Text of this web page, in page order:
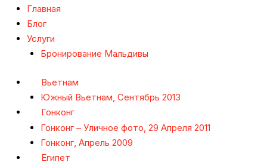
Главная
Блог
Услуги
Бронирование Мальдивы
Вьетнам
Южный Вьетнам, Сентябрь 2013
Гонконг
Гонконг – Уличное фото, 29 Апреля 2011
Гонконг, Апрель 2009
Египет